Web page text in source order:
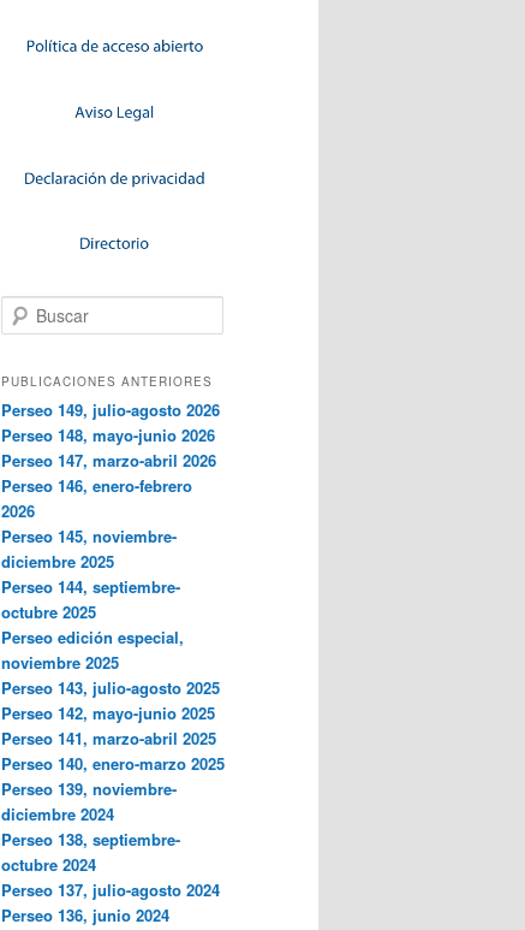
Buscar
PUBLICACIONES ANTERIORES
Perseo 149, julio-agosto 2026
Perseo 148, mayo-junio 2026
Perseo 147, marzo-abril 2026
Perseo 146, enero-febrero
2026
Perseo 145, noviembre-
diciembre 2025
Perseo 144, septiembre-
octubre 2025
Perseo edición especial,
noviembre 2025
Perseo 143, julio-agosto 2025
Perseo 142, mayo-junio 2025
Perseo 141, marzo-abril 2025
Perseo 140, enero-marzo 2025
Perseo 139, noviembre-
diciembre 2024
Perseo 138, septiembre-
octubre 2024
Perseo 137, julio-agosto 2024
Perseo 136, junio 2024